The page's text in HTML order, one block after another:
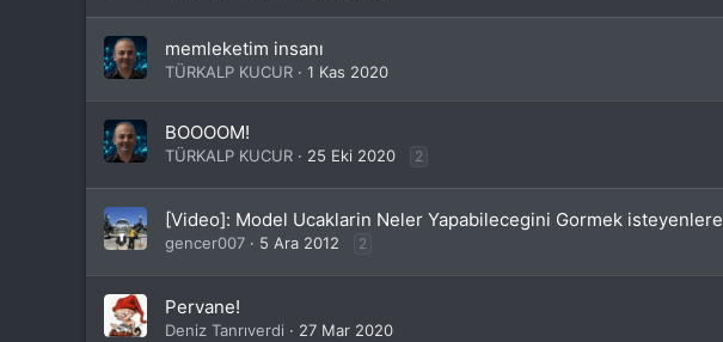
memleketim insanı
TÜRKALP KUCUR 1 Kas 2020
BOOOOM!
TÜRKALP KUCUR 25 Eki 2020 2
[Video]: Model Ucaklarin Neler Yapabilecegini Gormek isteyenlere
gencer007 5 Ara 2012 2
Pervane!
Deniz Tanrıverdi 27 Mar 2020